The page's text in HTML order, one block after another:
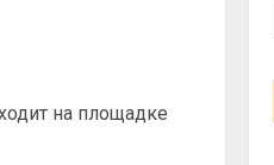
на площадке